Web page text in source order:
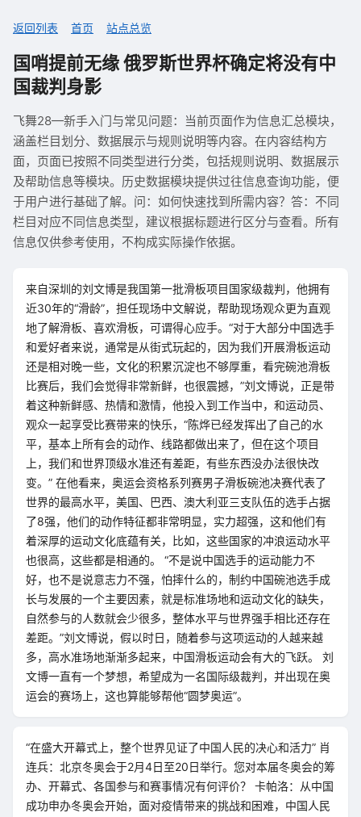
返回列表 首页 站点总览
国哨提前无缘 俄罗斯世界杯确定将没有中
国裁判身影
飞舞28—新手入门与常见问题：当前页面作为信息汇总模块，
涵盖栏目划分、数据展示与规则说明等内容。在内容结构方
面，页面已按照不同类型进行分类，包括规则说明、数据展示
及帮助信息等模块。历史数据模块提供过往信息查询功能，便
于用户进行基础了解。问：如何快速找到所需内容？答：不同
栏目对应不同信息类型，建议根据标题进行区分与查看。所有
信息仅供参考使用，不构成实际操作依据。
来自深圳的刘文博是我国第一批滑板项目国家级裁判，他拥有
近30年的“滑龄”，担任现场中文解说，帮助现场观众更为直观
地了解滑板、喜欢滑板，可谓得心应手。“对于大部分中国选手
和爱好者来说，通常是从街式玩起的，因为我们开展滑板运动
还是相对晚一些，文化的积累沉淀也不够厚重，看完碗池滑板
比赛后，我们会觉得非常新鲜，也很震撼，”刘文博说，正是带
着这种新鲜感、热情和激情，他投入到工作当中，和运动员、
观众一起享受比赛带来的快乐，“陈烨已经发挥出了自己的水
平，基本上所有会的动作、线路都做出来了，但在这个项目
上，我们和世界顶级水准还有差距，有些东西没办法很快改
变。” 在他看来，奥运会资格系列赛男子滑板碗池决赛代表了
世界的最高水平，美国、巴西、澳大利亚三支队伍的选手占据
了8强，他们的动作特征都非常明显，实力超强，这和他们有
着深厚的运动文化底蕴有关，比如，这些国家的冲浪运动水平
也很高，这些都是相通的。 “不是说中国选手的运动能力不
好，也不是说意志力不强，怕摔什么的，制约中国碗池选手成
长与发展的一个主要因素，就是标准场地和运动文化的缺失，
自然参与的人数就会少很多，整体水平与世界强手相比还存在
差距。”刘文博说，假以时日，随着参与这项运动的人越来越
多，高水准场地渐渐多起来，中国滑板运动会有大的飞跃。 刘
文博一直有一个梦想，希望成为一名国际级裁判，并出现在奥
运会的赛场上，这也算能够帮他“圆梦奥运”。
“在盛大开幕式上，整个世界见证了中国人民的决心和活力” 肖
连兵：北京冬奥会于2月4日至20日举行。您对本届冬奥会的筹
办、开幕式、各国参与和赛事情况有何评价？ 卡帕洛：从中国
成功申办冬奥会开始，面对疫情带来的挑战和困难，中国人民